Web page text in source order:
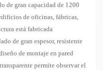
de gran capacidad de 1200
de oficinas, fábricas,
está fabricada
de gran espesor, resistente
de montaje en pared
permite observar el